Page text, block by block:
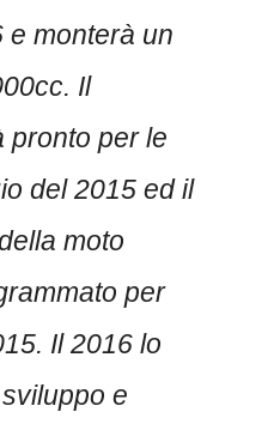
e monterà un
Il
pronto per le
del 2015 ed il
moto
per
Il 2016 lo
e